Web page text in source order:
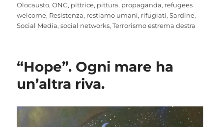
Olocausto,ONG, pittrice, pittura, propaganda, refugees
welcome, Resistenza, restiamo umani, rifugiati,Sardine,
Social Media,social networks,Terrorismo estrema destra
“Hope”. Ogni mare ha
un’altra riva.